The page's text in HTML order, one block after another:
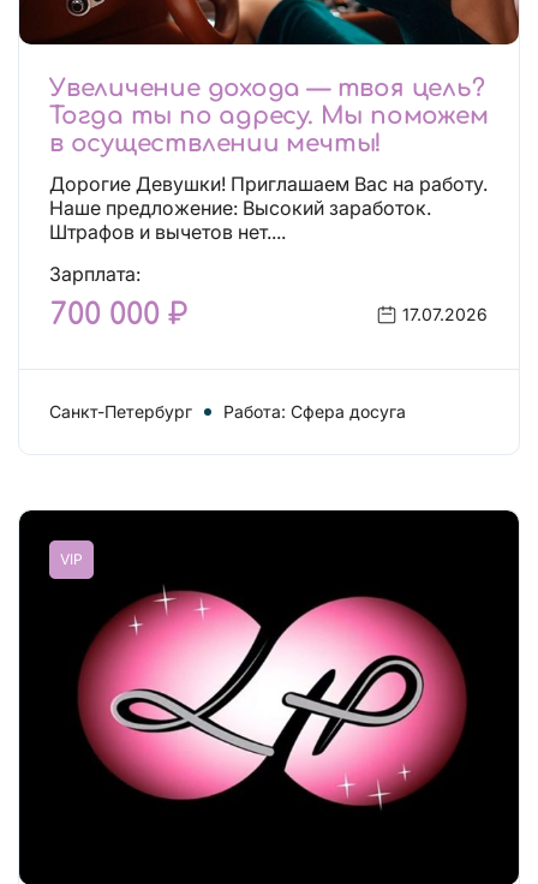
Увеличение дохода — твоя цель?
Тогда ты по адресу. Мы поможем
в осуществлении мечты!
Дорогие Девушки! Приглашаем Вас на работу.
Наше предложение: Высокий заработок.
Штрафов и вычетов нет....
Зарплата:
700 000 ₽ 17.07.2026
Санкт-Петербург Работа: Сфера досуга
VIP